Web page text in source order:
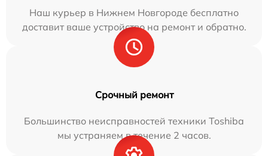
Наш курьер в Нижнем Новгороде бесплатно
доставит ваше устройство на ремонт и обратно.
Срочный ремонт
Большинство неисправностей техники Toshiba
мы устраняем в течение 2 часов.